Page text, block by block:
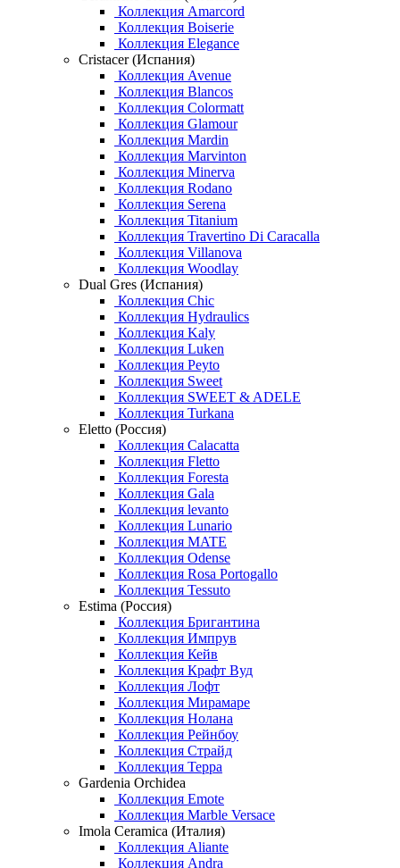
Коллекция Amarcord
Коллекция Boiserie
Коллекция Elegance
Cristacer (Испания)
Коллекция Avenue
Коллекция Blancos
Коллекция Colormatt
Коллекция Glamour
Коллекция Mardin
Коллекция Marvinton
Коллекция Minerva
Коллекция Rodano
Коллекция Serena
Коллекция Titanium
Коллекция Travertino Di Caracalla
Коллекция Villanova
Коллекция Woodlay
Dual Gres (Испания)
Коллекция Chic
Коллекция Hydraulics
Коллекция Kaly
Коллекция Luken
Коллекция Peyto
Коллекция Sweet
Коллекция SWEET & ADELE
Коллекция Turkana
Eletto (Россия)
Коллекция Calacatta
Коллекция Fletto
Коллекция Foresta
Коллекция Gala
Коллекция levanto
Коллекция Lunario
Коллекция MATE
Коллекция Odense
Коллекция Rosa Portogallo
Коллекция Tessuto
Estima (Россия)
Коллекция Бригантина
Коллекция Импрув
Коллекция Кейв
Коллекция Крафт Вуд
Коллекция Лофт
Коллекция Мирамаре
Коллекция Нолана
Коллекция Рейнбоу
Коллекция Страйд
Коллекция Терра
Gardenia Orchidea
Коллекция Emote
Коллекция Marble Versace
Imola Ceramica (Италия)
Коллекция Aliante
Коллекция Andra